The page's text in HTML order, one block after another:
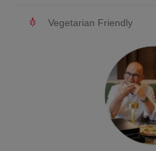
Vegetarian Friendly